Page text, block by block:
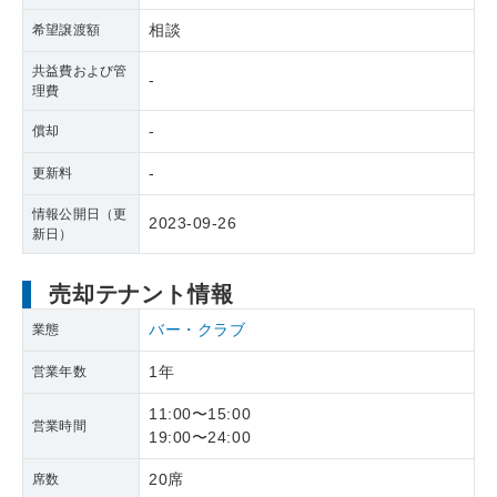
希望譲渡額 相談
共益費および管
理費
-
償却 -
更新料 -
情報公開日（更
新日）
2023-09-26
売却テナント情報
業態 バー・クラブ
営業年数 1年
営業時間
11:00〜15:00
19:00〜24:00
席数 20席